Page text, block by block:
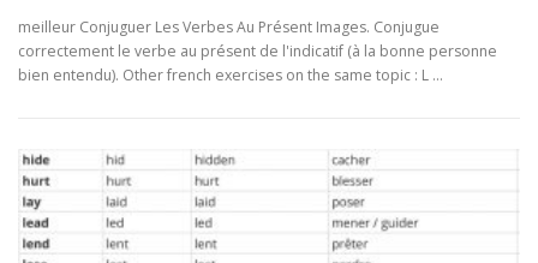
meilleur Conjuguer Les Verbes Au Présent Images. Conjugue
correctement le verbe au présent de l'indicatif (à la bonne personne
bien entendu). Other french exercises on the same topic : L …